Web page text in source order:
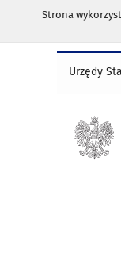
Strona
Urzędy